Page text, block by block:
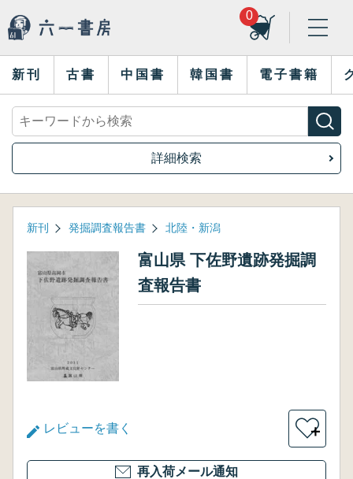
0
新刊 古書 中国書 韓国書 電子書籍
詳細検索
新刊 発掘調査報告書 北陸・新潟
富山県 下佐野遺跡発掘調
査報告書
レビューを書く ＋
再入荷メール通知